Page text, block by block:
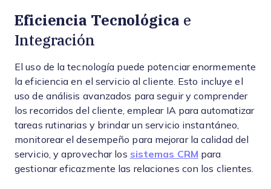
Eficiencia Tecnológica e
Integración
El uso de la tecnología puede potenciar enormemente
la eficiencia en el servicio al cliente. Esto incluye el
uso de análisis avanzados para seguir y comprender
los recorridos del cliente, emplear IA para automatizar
tareas rutinarias y brindar un servicio instantáneo,
monitorear el desempeño para mejorar la calidad del
servicio, y aprovechar los sistemas CRM para
gestionar eficazmente las relaciones con los clientes.